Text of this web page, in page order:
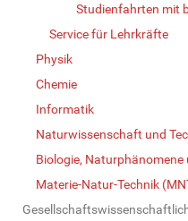
Studienfahrten mit
Service für Lehrkräfte
Physik
Chemie
Informatik
Naturwissenschaft und
Biologie, Naturphänomene
Materie-Natur-Technik